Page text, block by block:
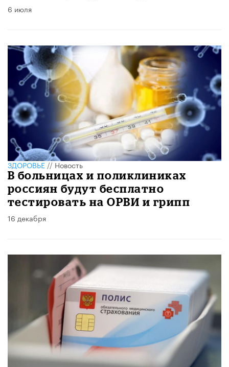
6 июля
ЗДОРОВЬЕ//Новость
В больницах и поликлиниках
россиян будут бесплатно
тестировать на ОРВИ и грипп
16 декабря